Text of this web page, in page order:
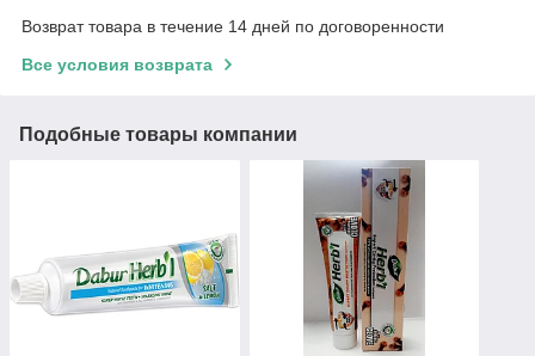
Возврат товара в течение 14 дней по договоренности
Все условия возврата
Подобные товары компании